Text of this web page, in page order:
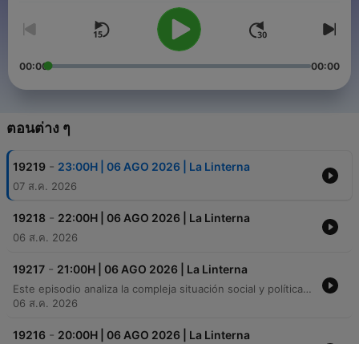
00:00 00:00
ตอนต่าง ๆ
19219 - 23:00H | 06 AGO 2026 | La Linterna
07 ส.ค. 2026
19218 - 22:00H | 06 AGO 2026 | La Linterna
06 ส.ค. 2026
19217 - 21:00H | 06 AGO 2026 | La Linterna
Este episodio analiza la compleja situación social y política en España, comenzando por las tensiones diplomáticas entre Marruecos y España respecto a la soberanía de Ceuta y el retorno de menores. Se profundiza en la crisis del sistema judicial ante el aumento de la violencia machista, destacando la falta de recursos, la sobrecarga de los juzgados y los fallos tecnológicos en los sistemas de vigilancia telemática que dejan desprotegidas a las víctimas. En el ámbito económico, se examina el crecimiento histórico del IBEX 35 y los motores de la economía española como el turismo y las energías renovables. El programa también aborda la volatilidad del mercado del petróleo debido a tensiones geopolíticas, el impacto de la inflación en el poder adquisitivo de las familias españolas y las nuevas ayudas para la movilidad sostenible.
06 ส.ค. 2026
19216 - 20:00H | 06 AGO 2026 | La Linterna